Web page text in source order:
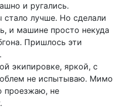
и ругались.
стало лучше. Но сделали
и машине просто некуда
Пришлось эти
экипировке, яркой, с
не испытываю. Мимо
проезжаю, не